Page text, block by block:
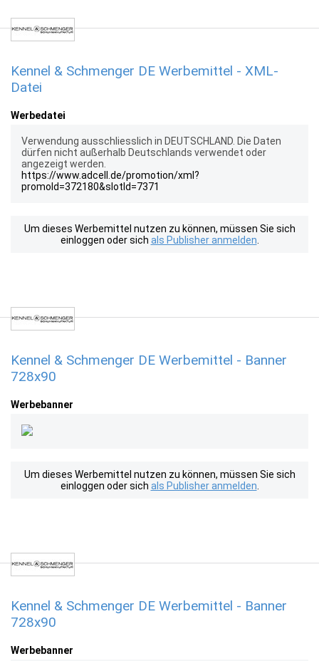
Kennel & Schmenger DE Werbemittel - XML-
Datei
Werbedatei
Verwendung ausschliesslich in DEUTSCHLAND. Die Daten
dürfen nicht außerhalb Deutschlands verwendet oder
angezeigt werden.
https://www.adcell.de/promotion/xml?
promoId=372180&slotId=7371
Um dieses Werbemittel nutzen zu können, müssen Sie sich
einloggen oder sich als Publisher anmelden
Kennel & Schmenger DE Werbemittel - Banner
728x90
Werbebanner
Um dieses Werbemittel nutzen zu können, müssen Sie sich
einloggen oder sich als Publisher anmelden
Kennel & Schmenger DE Werbemittel - Banner
728x90
Werbebanner